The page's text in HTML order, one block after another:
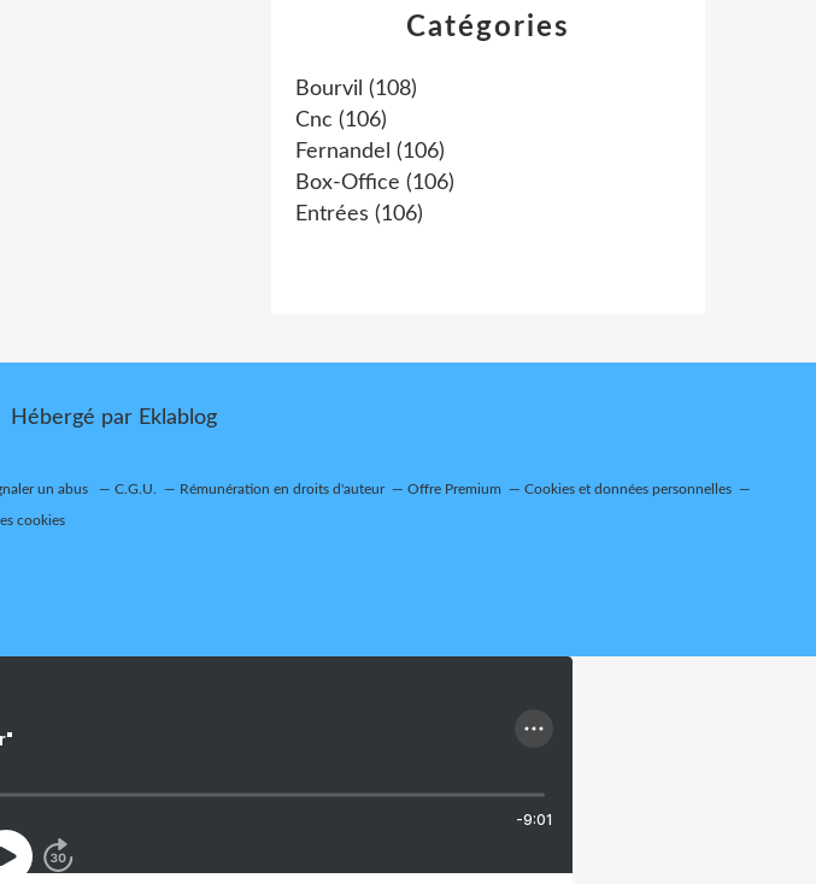
Catégories
Bourvil (108)
Cnc (106)
Fernandel (106)
Box-Office (106)
Entrées (106)
Hébergé par Eklablog
un abus C.G.U. Rémunération en droits d'auteur Offre Premium Cookies et données personnelles
cookies
-9:01